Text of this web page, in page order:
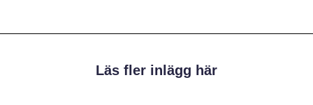
Läs fler inlägg här